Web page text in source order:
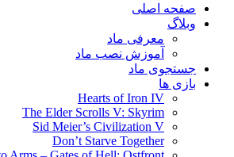
صفحه اصلی
وبلاگ
معرفی ماد
آموزش نصب ماد
جستجوی ماد
بازی ها
Hearts of Iron IV
The Elder Scrolls V: Skyrim
Sid Meier’s Civilization V
Don’t Starve Together